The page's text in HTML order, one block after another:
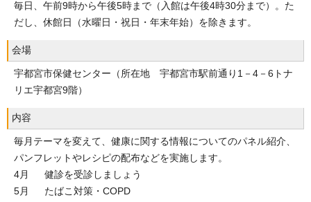
毎日、午前9時から午後5時まで（入館は午後4時30分まで）。た
だし、休館日（水曜日・祝日・年末年始）を除きます。
会場
宇都宮市保健センター（所在地 宇都宮市駅前通り1－4－6トナ
リエ宇都宮9階）
内容
毎月テーマを変えて、健康に関する情報についてのパネル紹介、
パンフレットやレシピの配布などを実施します。
4月 健診を受診しましょう
5月 たばこ対策・COPD